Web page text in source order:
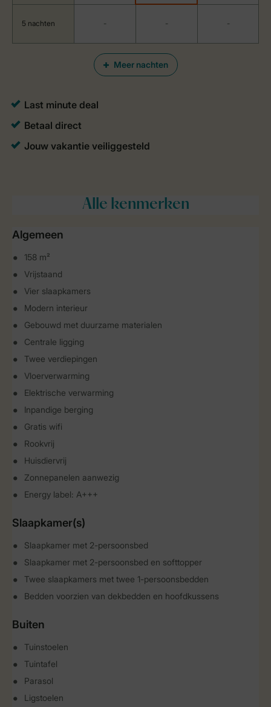
Meer nachten
5 nachten - - -
Alle kenmerken
Algemeen
158 m²
Vrijstaand
Vier slaapkamers
Modern interieur
Gebouwd met duurzame materialen
Centrale ligging
Twee verdiepingen
Vloerverwarming
Elektrische verwarming
Inpandige berging
Gratis wifi
Rookvrij
Huisdiervrij
Zonnepanelen aanwezig
Energy label: A+++
Slaapkamer(s)
Slaapkamer met 2-persoonsbed
Slaapkamer met 2-persoonsbed en softtopper
Twee slaapkamers met twee 1-persoonsbedden
Bedden voorzien van dekbedden en hoofdkussens
Buiten
Tuinstoelen
Tuintafel
Parasol
Ligstoelen